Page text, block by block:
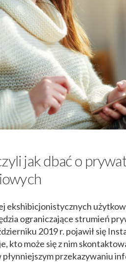
jak dbać o
ekshibicjonistycznych
ograniczające strumień
2019 r. pojawił się
kto może się z nim
przekazywaniu